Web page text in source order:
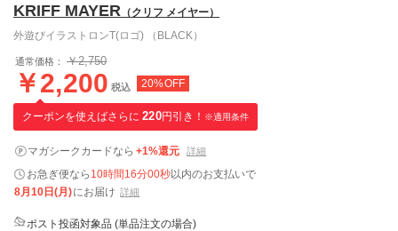
KRIFF MAYER （クリフ メイヤー）
外遊びイラストロンT(ロゴ) （BLACK）
通常価格： ￥2,750
￥2,200 税込 20%OFF
クーポンを使えばさらに 220円引き！ ※適用条件
マガシークカードなら +1%還元 詳細
お急ぎ便なら 10時間15分59秒以内のお支払いで
8月10日(月)にお届け 詳細
ポスト投函対象品 (単品注文の場合)